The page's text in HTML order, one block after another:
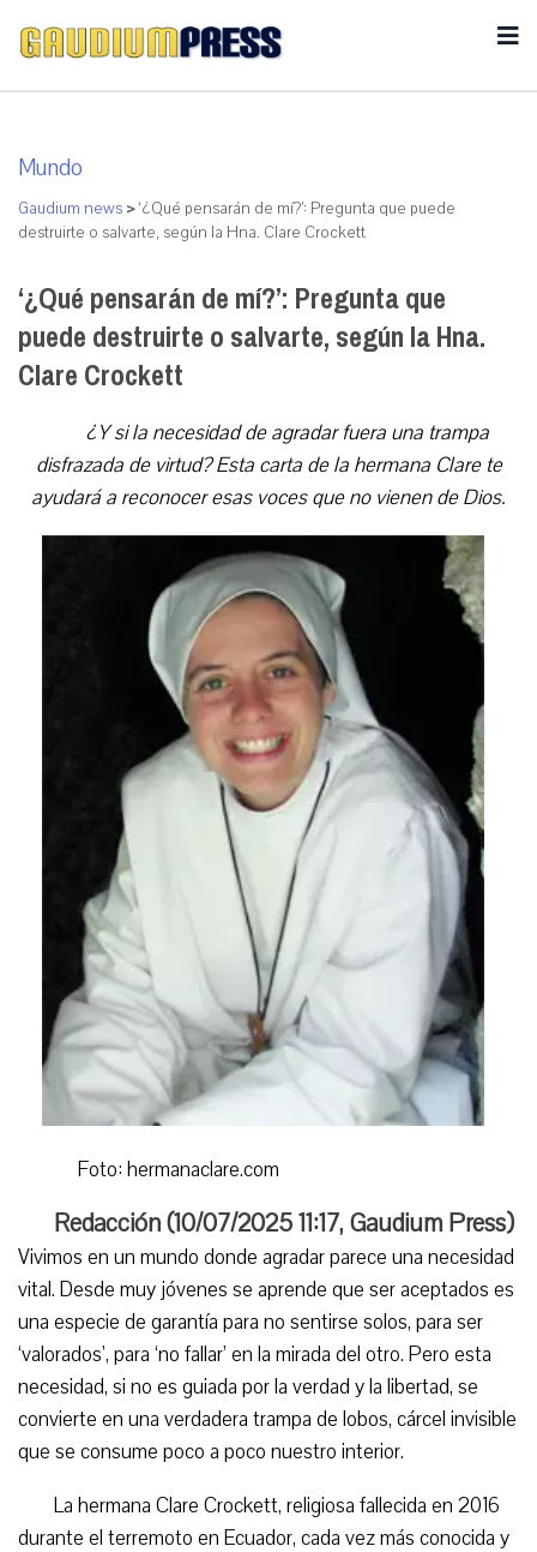
Mundo
Gaudium news >‘¿Qué pensarán de mí?’: Pregunta que puede
destruirte o salvarte, según la Hna. Clare Crockett
‘¿Qué pensarán de mí?’: Pregunta que
puede destruirte o salvarte, según la Hna.
Clare Crockett
¿Y si la necesidad de agradar fuera una trampa
disfrazada de virtud? Esta carta de la hermana Clare te
ayudará a reconocer esas voces que no vienen de Dios.
Foto: hermanaclare.com
Redacción (10/07/2025 11:17, Gaudium Press)
Vivimos en un mundo donde agradar parece una necesidad
vital. Desde muy jóvenes se aprende que ser aceptados es
una especie de garantía para no sentirse solos, para ser
‘valorados’, para ‘no fallar’ en la mirada del otro. Pero esta
necesidad, si no es guiada por la verdad y la libertad, se
convierte en una verdadera trampa de lobos, cárcel invisible
que se consume poco a poco nuestro interior.
La hermana Clare Crockett, religiosa fallecida en 2016
durante el terremoto en Ecuador, cada vez más conocida y